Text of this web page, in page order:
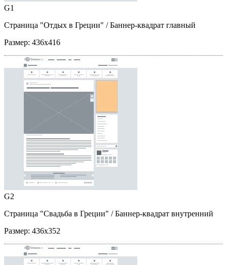
G1
Страница "Отдых в Греции" / Баннер-квадрат главный
Размер: 436x416
G2
Страница "Свадьба в Греции" / Баннер-квадрат внутренний
Размер: 436x352